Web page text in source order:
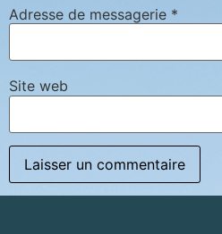
Adresse de messagerie *
Site web